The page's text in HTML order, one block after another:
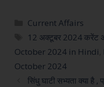
Current Affairs
12 अक्टूबर 2024 करेंट
October 2024 in Hindi,
October 2024
सिंधु घाटी सभ्यता क्या है